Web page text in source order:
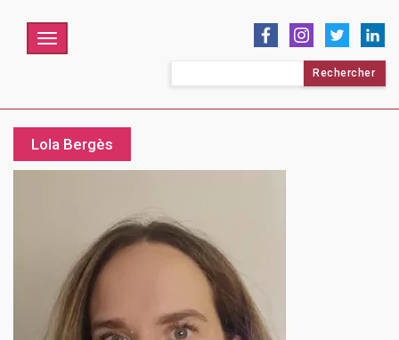
Menu
Lola Bergès